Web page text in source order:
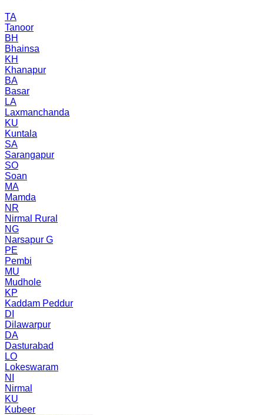
TA
Tanoor
BH
Bhainsa
KH
Khanapur
BA
Basar
LA
Laxmanchanda
KU
Kuntala
SA
Sarangapur
SO
Soan
MA
Mamda
NR
Nirmal Rural
NG
Narsapur G
PE
Pembi
MU
Mudhole
KP
Kaddam Peddur
DI
Dilawarpur
DA
Dasturabad
LO
Lokeswaram
NI
Nirmal
KU
Kubeer